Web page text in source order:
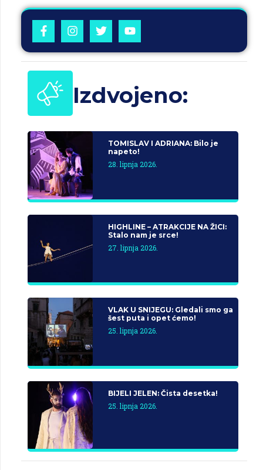
Izdvojeno:
TOMISLAV I ADRIANA: Bilo je
napeto!
28. lipnja 2026.
HIGHLINE – ATRAKCIJE NA ŽICI:
Stalo nam je srce!
27. lipnja 2026.
VLAK U SNIJEGU: Gledali smo ga
šest puta i opet ćemo!
25. lipnja 2026.
BIJELI JELEN: Čista desetka!
25. lipnja 2026.